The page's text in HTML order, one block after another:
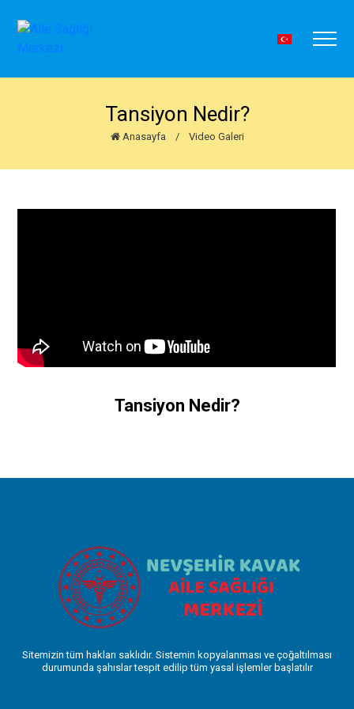
Tansiyon Nedir?
Anasayfa / Video Galeri
Tansiyon Nedir?
Sitemizin tüm hakları saklıdır. Sistemin kopyalanması ve çoğaltılması
durumunda şahıslar tespit edilip tüm yasal işlemler başlatılır